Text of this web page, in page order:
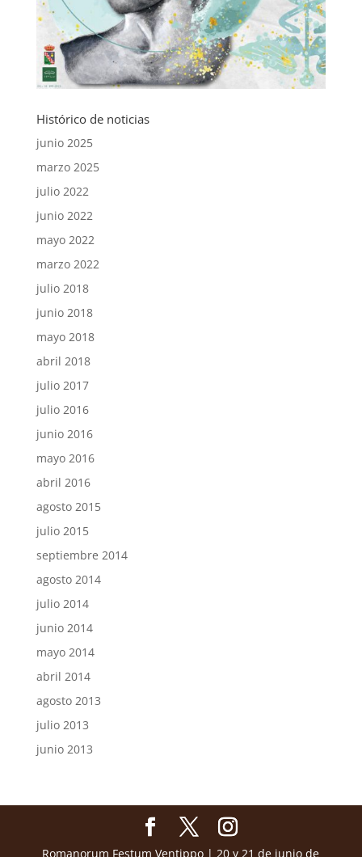
Histórico de noticias
junio 2025
marzo 2025
julio 2022
junio 2022
mayo 2022
marzo 2022
julio 2018
junio 2018
mayo 2018
abril 2018
julio 2017
julio 2016
junio 2016
mayo 2016
abril 2016
agosto 2015
julio 2015
septiembre 2014
agosto 2014
julio 2014
junio 2014
mayo 2014
abril 2014
agosto 2013
julio 2013
junio 2013
Romanorum Festum Ventippo | 20 y 21 de junio de